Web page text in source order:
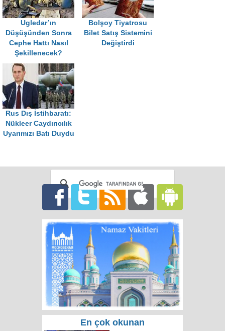
Ugledar’ın
Düşüşünden Sonra
Cephe Hattı Nasıl
Şekillenecek?
Bolşoy Tiyatrosu
Bilet Satış Sistemini
Değiştirdi
Rus Dış İstihbaratı:
Nükleer Caydırıcılık
Uyarımızı Batı Duydu
En çok okunan